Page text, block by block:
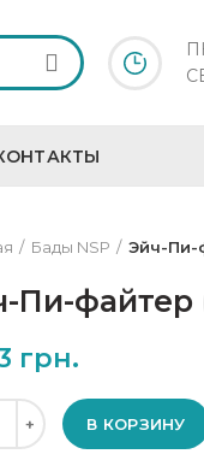
Бады NSP Эйч-Пи-
Пи-
грн.
В КОРЗИНУ